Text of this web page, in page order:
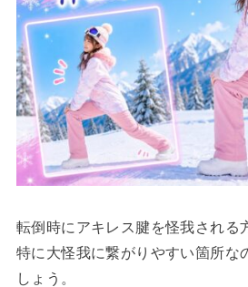
転倒時にアキレス腱を怪我される
特に大怪我に繋がりやすい箇所な
しょう。